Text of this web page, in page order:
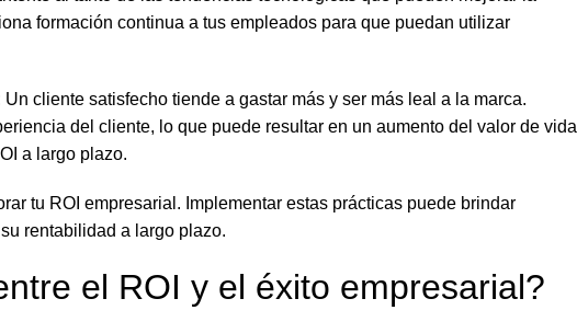
formación continua a tus empleados para que puedan utilizar
Un cliente satisfecho tiende a gastar más y ser más leal a la marca.
del cliente, lo que puede resultar en un aumento del valor de vida
a largo plazo.
tu ROI empresarial. Implementar estas prácticas puede brindar
rentabilidad a largo plazo.
el ROI y el éxito empresarial?